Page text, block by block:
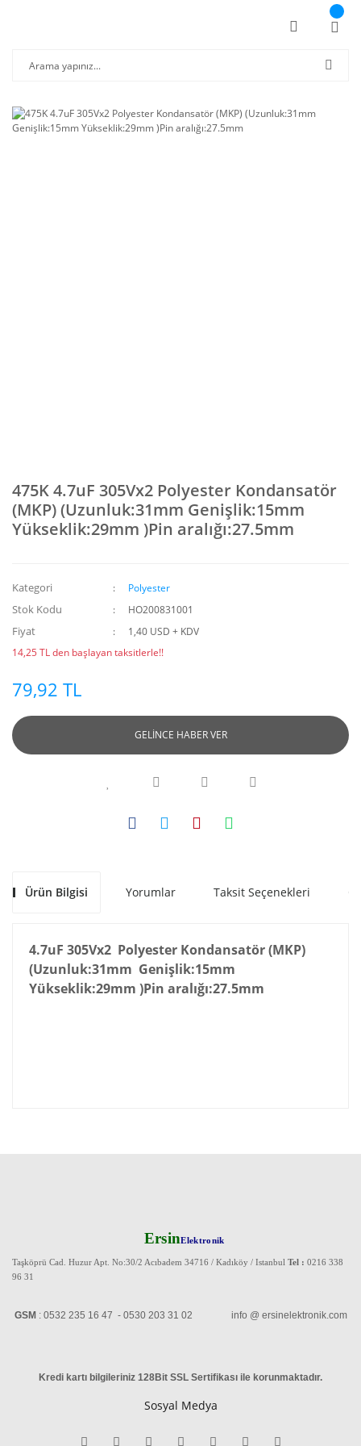
475K 4.7uF 305Vx2 Polyester Kondansatör
(MKP) (Uzunluk:31mm Genişlik:15mm
Yükseklik:29mm )Pin aralığı:27.5mm
Kategori Polyester
Stok Kodu HO200831001
Fiyat
1,40 USD + KDV
14,25 TL den başlayan taksitlerle!!
79,92 TL
GELİNCE HABER VER
Ürün Bilgisi Yorumlar Taksit Seçenekleri
4.7uF 305Vx2 Polyester Kondansatör (MKP)
(Uzunluk:31mm Genişlik:15mm
Yükseklik:29mm )Pin aralığı:27.5mm
ErsinElektronik
Taşköprü Cad. Huzur Apt. No:30/2 Acıbadem 34716 / Kadıköy / Istanbul Tel : 0216 338
96 31
GSM : 0532 235 16 47 - 0530 203 31 02 info @ ersinelektronik.com
Kredi kartı bilgileriniz 128Bit SSL Sertifikası ile korunmaktadır.
Sosyal Medya